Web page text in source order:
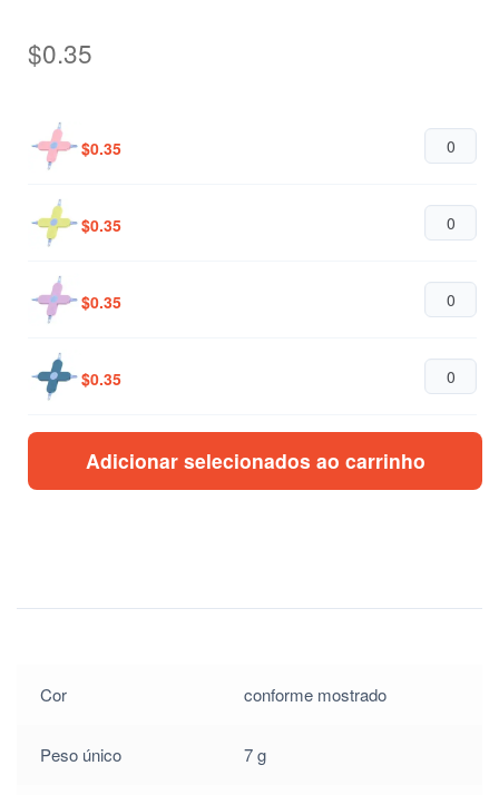
$0.35
$0.35
$0.35
$0.35
$0.35
Adicionar selecionados ao carrinho
Cor conforme mostrado
Peso único 7 g